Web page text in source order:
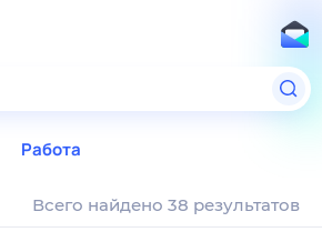
Работа
Всего найдено 38 результатов